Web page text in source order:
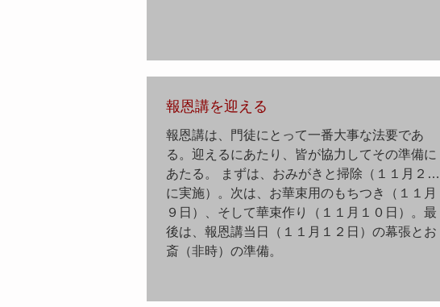
報恩講を迎える
報恩講は、門徒にとって一番大事な法要であ
る。迎えるにあたり、皆が協力してその準備に
あたる。 まずは、おみがきと掃除（１１月２日
に実施）。次は、お華束用のもちつき（１１月
９日）、そして華束作り（１１月１０日）。最
後は、報恩講当日（１１月１２日）の幕張とお
斎（非時）の準備。